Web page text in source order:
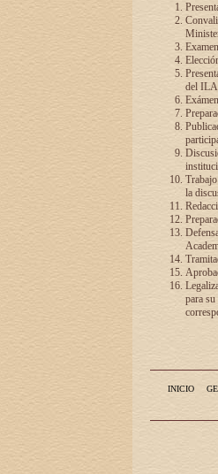
del
la
para
INICIO